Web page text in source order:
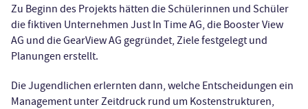
Zu Beginn des Projekts hätten die Schülerinnen und Schüler
die fiktiven Unternehmen Just In Time AG, die Booster View
AG und die GearView AG gegründet, Ziele festgelegt und
Planungen erstellt.
Die Jugendlichen erlernten dann, welche Entscheidungen ein
Management unter Zeitdruck rund um Kostenstrukturen,